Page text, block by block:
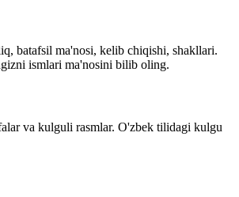
batafsil ma'nosi, kelib chiqishi, shakllari.
ismlari ma'nosini bilib oling.
va kulguli rasmlar. O'zbek tilidagi kulgu